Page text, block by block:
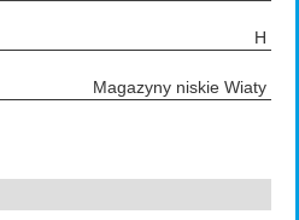
H
Wiaty
Magazyny niskie